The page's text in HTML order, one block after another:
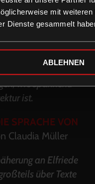
mit
Dienste gesammelt
ABLEHNEN
auch ich
anderer
wie
macht die
Wohnpark Alterlaa
wie spannend
ist.
SPRACHE VON
Claudia Müller
an Elfriede
über Texte